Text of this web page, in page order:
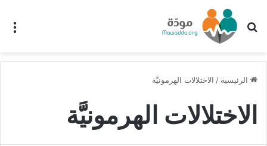
بحث عن
الرئيسية / الاختلالات الهرمونيَّة
الاختلالات الهرمونيَّة